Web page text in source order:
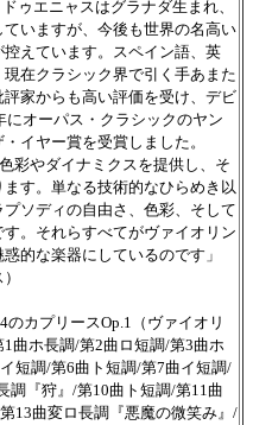
ゥエニャスはグラナダ生まれ、
いますが、今後も世界の名高い
えています。スペイン語、英
在クラシック界で引く手あまた
家からも高い評価を受け、デビ
にオーパス・クラシックのヤン
イヤー賞を受賞しました。
彩やダイナミクスを提供し、そ
す。単なる技術的なひらめき以
ソディの自由さ、色彩、そして
。それらすべてがヴァイオリン
的な楽器にしているのです」
のカプリースOp.1（ヴァイオリ
曲ホ長調/第2曲ロ短調/第3曲ホ
短調/第6曲ト短調/第7曲イ短調/
調『狩』/第10曲ト短調/第11曲
13曲変ロ長調『悪魔の微笑み』/